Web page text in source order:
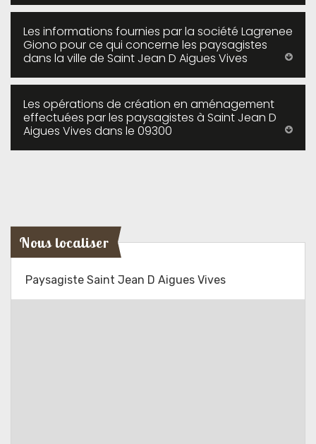
Les informations fournies par la société Lagrenee
Giono pour ce qui concerne les paysagistes
dans la ville de Saint Jean D Aigues Vives
Les opérations de création en aménagement
effectuées par les paysagistes à Saint Jean D
Aigues Vives dans le 09300
Nous localiser
Paysagiste Saint Jean D Aigues Vives